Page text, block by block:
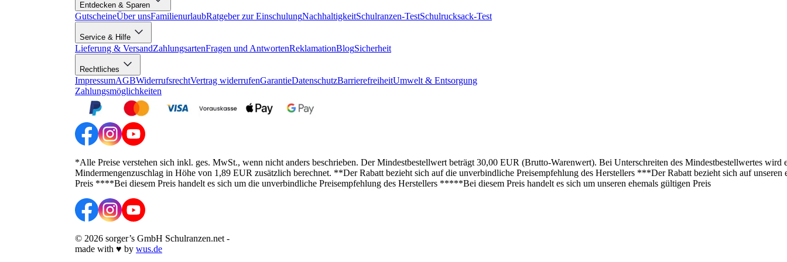
Entdecken & Sparen
GutscheineÜber unsFamilienurlaubRatgeber zur EinschulungNachhaltigkeitSchulranzen-TestSchulrucksack-Test
Service & Hilfe
Lieferung & VersandZahlungsartenFragen und AntwortenReklamationBlogSicherheit
Rechtliches
ImpressumAGBWiderrufsrechtVertrag widerrufenGarantieDatenschutzBarrierefreiheitUmwelt & Entsorgung
Zahlungsmöglichkeiten
*Alle Preise verstehen sich inkl. ges. MwSt., wenn nicht anders beschrieben. Der Mindestbestellwert beträgt 30,00 EUR (Brutto-Warenwert). Bei Unterschreiten des Mindestbestellwertes wird
Mindermengenzuschlag in Höhe von 1,89 EUR zusätzlich berechnet. **Der Rabatt bezieht sich auf die unverbindliche Preisempfehlung des Herstellers ***Der Rabatt bezieht sich auf unseren
Preis ****Bei diesem Preis handelt es sich um die unverbindliche Preisempfehlung des Herstellers *****Bei diesem Preis handelt es sich um unseren ehemals gültigen Preis
© 2026 sorger’s GmbH Schulranzen.net -
made with ♥ by wus.de